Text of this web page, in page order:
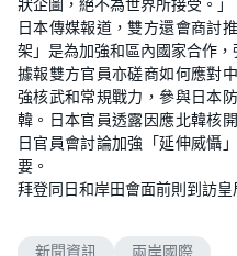
狀企圖，絕不為世界所接受。」
日本傳媒報道，雙方還會商討
架」是為加強和區內國家合作，
據報雙方官員亦磋商如何應對
強核武和常規戰力，參與日本
韓。日本官員透露因應北韓核
日官員會討論加強「延伸威懾
要。
拜登同日和岸田會面前則到訪
新聞資訊 兩岸國際